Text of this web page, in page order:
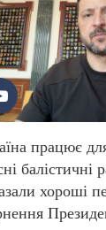
працює
балістичні
хороші